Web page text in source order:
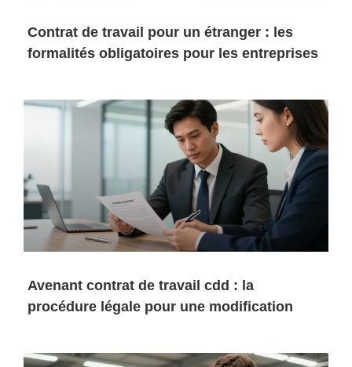
Contrat de travail pour un étranger : les
formalités obligatoires pour les entreprises
Avenant contrat de travail cdd : la
procédure légale pour une modification